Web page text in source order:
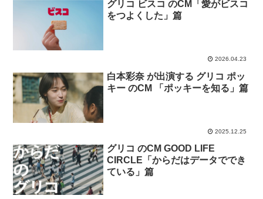
グリコ ビスコ のCM「愛がビスコ
をつよくした」篇
2026.04.23
白本彩奈 が出演する グリコ ポッ
キー のCM 「ポッキーを知る」篇
2025.12.25
グリコ のCM GOOD LIFE
CIRCLE「からだはデータででき
ている」篇